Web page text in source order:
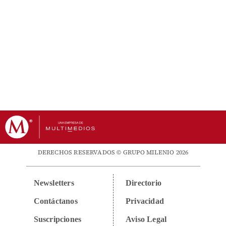
DERECHOS RESERVADOS © GRUPO MILENIO 2026
Newsletters
Contáctanos
Suscripciones
Directorio
Privacidad
Aviso Legal